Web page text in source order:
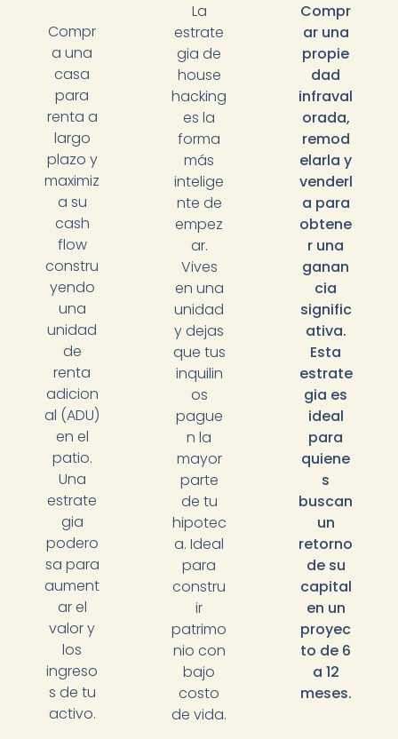
Compr
a una
casa
para
renta a
largo
plazo y
maximiz
a su
cash
flow
constru
yendo
una
unidad
de
renta
adicion
al (ADU)
en el
patio.
Una
estrate
gia
podero
sa para
aument
ar el
valor y
los
ingreso
s de tu
activo.
La
estrate
gia de
house
hacking
es la
forma
más
intelige
nte de
empez
ar.
Vives
en una
unidad
y dejas
que tus
inquilin
os
pague
n la
mayor
parte
de tu
hipotec
a. Ideal
para
constru
ir
patrimo
nio con
bajo
costo
de vida.
Compr
ar una
propie
dad
infraval
orada,
remod
elarla y
venderl
a para
obtene
r una
ganan
cia
signific
ativa.
Esta
estrate
gia es
ideal
para
quiene
s
buscan
un
retorno
de su
capital
en un
proyec
to de 6
a 12
meses.